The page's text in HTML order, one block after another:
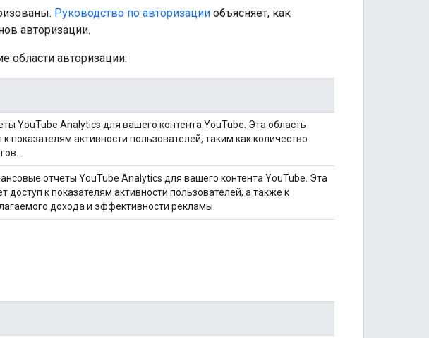
Руководство по авторизации объясняет, как
авторизации.
области авторизации:
YouTube Analytics для вашего контента YouTube. Эта область
показателям активности пользователей, таким как количество
отчеты YouTube Analytics для вашего контента YouTube. Эта
доступ к показателям активности пользователей, а также к
дохода и эффективности рекламы.